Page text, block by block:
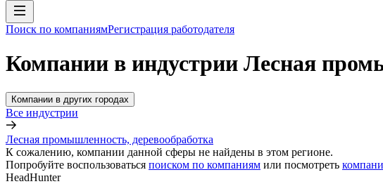
Поиск по компаниямРегистрация работодателя
Компании в индустрии Лесная
Компании в других городах
Все индустрии
Лесная промышленность, деревообработка
К сожалению, компании данной сферы не найдены в этом регионе.
Попробуйте воспользоваться поиском по компаниям или посмотреть
HeadHunter